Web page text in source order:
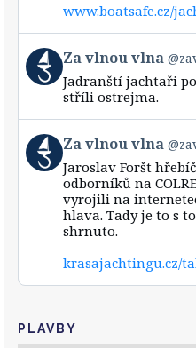
www.boatsafe.cz/
View
post
by
on
Bluesky
Za vlnou vlna
Jadranští jachtaři
stříli ostrejma.
View
post
by
Za vlnou vlna
Jaroslav Foršt
odborníků na
vyrojili na
hlava. Tady je to s
shrnuto.
krasajachtingu.cz/
PLAVBY